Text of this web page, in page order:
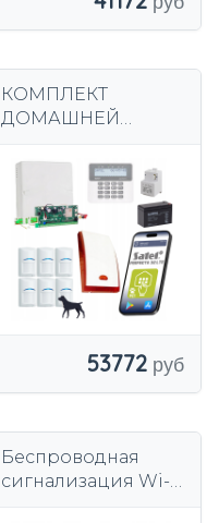
КОМПЛЕКТ
ДОМАШНЕЙ
ПРИЛОЖЕНИЕМ
SATEL 6 x LTE
ДАТЧИКОВ ДЛЯ
ЛЮБИМЫХ BOSCH
LTE
53772
Беспроводная
сигнализация Wi-